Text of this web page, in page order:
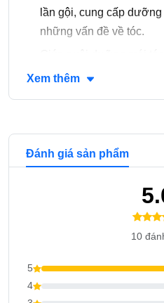
lần gội, cung cấp
những vấn đề về tóc.
quả.
Xem thêm
Đánh giá sản phẩm
10
5
4